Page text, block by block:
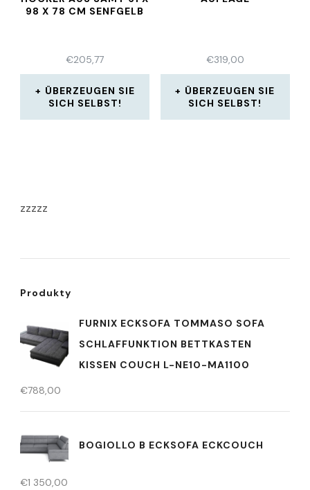
98 X 78 CM SENFGELB
€205,77
ÜBERZEUGEN SIE
SICH SELBST!
€319,00
ÜBERZEUGEN SIE
SICH SELBST!
zzzzz
Produkty
FURNIX ECKSOFA TOMMASO SOFA
SCHLAFFUNKTION BETTKASTEN
KISSEN COUCH L-NE10-MA1100
€788,00
BOGIOLLO B ECKSOFA ECKCOUCH
€1 350,00